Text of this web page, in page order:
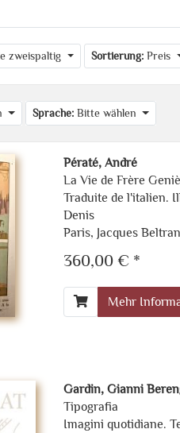
zweispaltig Sortierung: Preis
Sprache: Bitte wählen
Pératé, André
La Vie de Frère
Traduite de l'italien.
Denis
Paris, Jacques
360,00 € *
Mehr
Gardin, Gianni
Tipografia
Imagini quotidiane.